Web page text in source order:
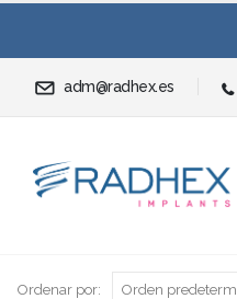
adm@radhex.es
Ordenar por: